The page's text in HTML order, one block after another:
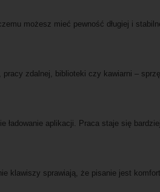
możesz mieć pewność długiej i
zdalnej, biblioteki czy kawiarni –
ładowanie aplikacji. Praca staje się
klawiszy sprawiają, że pisanie jest